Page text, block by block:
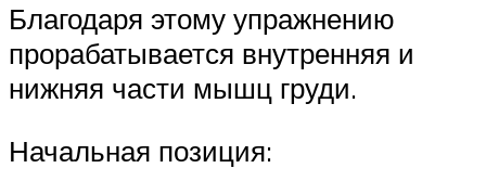
Благодаря этому упражнению
прорабатывается внутренняя и
нижняя части мышц груди.
Начальная позиция: